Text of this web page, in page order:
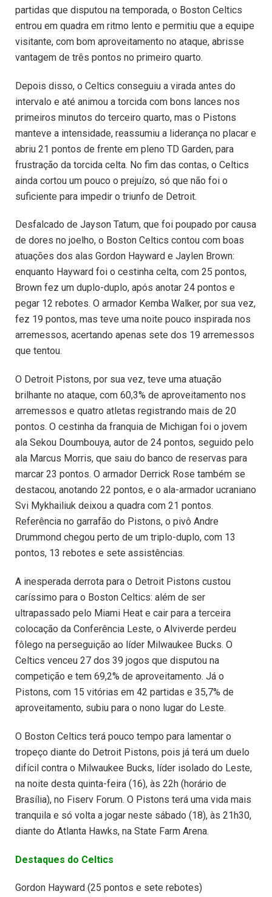
partidas que disputou na temporada, o Boston Celtics
entrou em quadra em ritmo lento e permitiu que a equipe
visitante, com bom aproveitamento no ataque, abrisse
vantagem de três pontos no primeiro quarto.
Depois disso, o Celtics conseguiu a virada antes do
intervalo e até animou a torcida com bons lances nos
primeiros minutos do terceiro quarto, mas o Pistons
manteve a intensidade, reassumiu a liderança no placar e
abriu 21 pontos de frente em pleno TD Garden, para
frustração da torcida celta. No fim das contas, o Celtics
ainda cortou um pouco o prejuízo, só que não foi o
suficiente para impedir o triunfo de Detroit.
Desfalcado de Jayson Tatum, que foi poupado por causa
de dores no joelho, o Boston Celtics contou com boas
atuações dos alas Gordon Hayward e Jaylen Brown:
enquanto Hayward foi o cestinha celta, com 25 pontos,
Brown fez um duplo-duplo, após anotar 24 pontos e
pegar 12 rebotes. O armador Kemba Walker, por sua vez,
fez 19 pontos, mas teve uma noite pouco inspirada nos
arremessos, acertando apenas sete dos 19 arremessos
que tentou.
O Detroit Pistons, por sua vez, teve uma atuação
brilhante no ataque, com 60,3% de aproveitamento nos
arremessos e quatro atletas registrando mais de 20
pontos. O cestinha da franquia de Michigan foi o jovem
ala Sekou Doumbouya, autor de 24 pontos, seguido pelo
ala Marcus Morris, que saiu do banco de reservas para
marcar 23 pontos. O armador Derrick Rose também se
destacou, anotando 22 pontos, e o ala-armador ucraniano
Svi Mykhailiuk deixou a quadra com 21 pontos.
Referência no garrafão do Pistons, o pivô Andre
Drummond chegou perto de um triplo-duplo, com 13
pontos, 13 rebotes e sete assistências.
A inesperada derrota para o Detroit Pistons custou
caríssimo para o Boston Celtics: além de ser
ultrapassado pelo Miami Heat e cair para a terceira
colocação da Conferência Leste, o Alviverde perdeu
fôlego na perseguição ao líder Milwaukee Bucks. O
Celtics venceu 27 dos 39 jogos que disputou na
competição e tem 69,2% de aproveitamento. Já o
Pistons, com 15 vitórias em 42 partidas e 35,7% de
aproveitamento, subiu para o nono lugar do Leste.
O Boston Celtics terá pouco tempo para lamentar o
tropeço diante do Detroit Pistons, pois já terá um duelo
difícil contra o Milwaukee Bucks, líder isolado do Leste,
na noite desta quinta-feira (16), às 22h (horário de
Brasília), no Fiserv Forum. O Pistons terá uma vida mais
tranquila e só volta a jogar neste sábado (18), às 21h30,
diante do Atlanta Hawks, na State Farm Arena.
Destaques do Celtics
Gordon Hayward (25 pontos e sete rebotes)